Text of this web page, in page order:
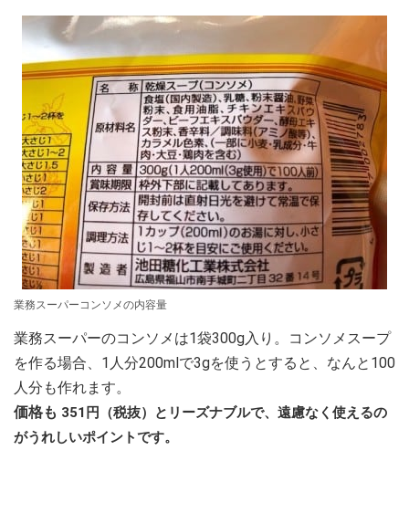
業務スーパーコンソメの内容量
業務スーパーのコンソメは1袋300g入り。コンソメスープ
を作る場合、1人分200mlで3gを使うとすると、なんと100
人分も作れます。
価格も 351円（税抜）とリーズナブルで、遠慮なく使えるの
がうれしいポイントです。